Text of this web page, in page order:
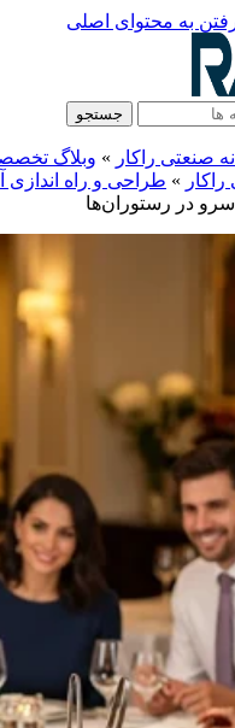
به محتوای اصلی
جستجو
صنعتی راکار » وبلاگ
» طراحی و راه‌ اندازی
در رستوران‌ها